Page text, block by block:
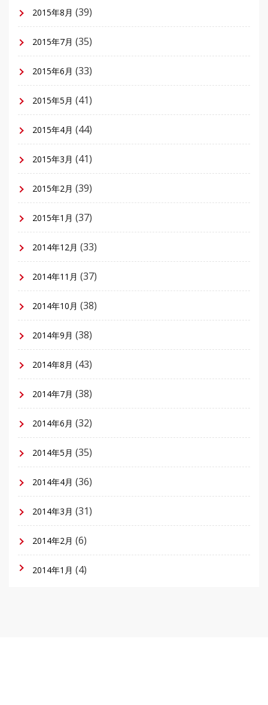
2015年8月 (39)
2015年7月 (35)
2015年6月 (33)
2015年5月 (41)
2015年4月 (44)
2015年3月 (41)
2015年2月 (39)
2015年1月 (37)
2014年12月 (33)
2014年11月 (37)
2014年10月 (38)
2014年9月 (38)
2014年8月 (43)
2014年7月 (38)
2014年6月 (32)
2014年5月 (35)
2014年4月 (36)
2014年3月 (31)
2014年2月 (6)
2014年1月 (4)